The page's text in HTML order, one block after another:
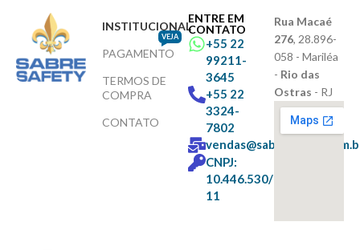
INSTITUCIONAL
PAGAMENTO
VEJA
TERMOS DE
COMPRA
CONTATO
ENTRE EM
CONTATO
+55 22
99211-
3645
+55 22
3324-
7802
CNPJ:
10.446.530/0001-
11
Rua Macaé
276, 28.896-
058 - Mariléa
- Rio das
Ostras - RJ